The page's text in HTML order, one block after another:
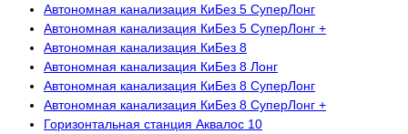
Автономная канализация КиБез 5 СуперЛонг
Автономная канализация КиБез 5 СуперЛонг +
Автономная канализация КиБез 8
Автономная канализация КиБез 8 Лонг
Автономная канализация КиБез 8 СуперЛонг
Автономная канализация КиБез 8 СуперЛонг +
Горизонтальная станция Аквалос 10